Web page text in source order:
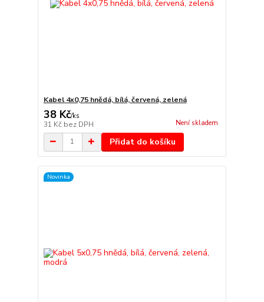
Kabel 4x0,75 hnědá, bílá, červená, zelená
38 Kč/ks
31 Kč bez DPH Není skladem
Přidat do košíku
Novinka